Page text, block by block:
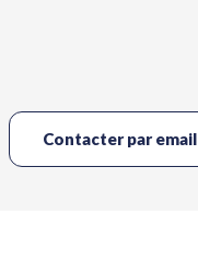
Contacter par email